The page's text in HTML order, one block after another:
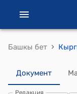
Башкы бет ›
Документ
Редакция